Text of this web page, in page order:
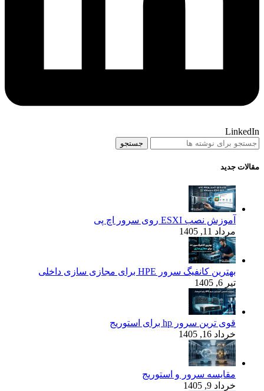
LinkedIn
جستجو
مقالات جدید
آموزش نصب ESXI روی سرور اچ پی
مرداد 11, 1405
بهترین کانفیگ‌ سرور HPE برای مجازی‌ سازی داخلی
تیر 6, 1405
قوی‌ ترین سرور hp برای استوریج
خرداد 16, 1405
مقایسه سرور و استوریج
خرداد 9, 1405